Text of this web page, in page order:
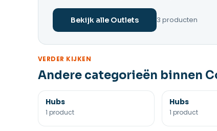
Bekijk alle Outlets 3 producten
VERDER KIJKEN
Andere categorieën binnen
Hubs
1 product
Hubs
1 product